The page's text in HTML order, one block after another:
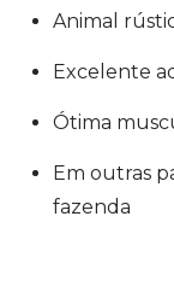
Animal
Excelente
Ótima
Em outras
fazenda